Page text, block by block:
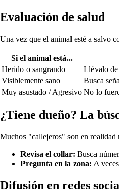
Evaluación de salud
Una vez que el animal esté a salvo
Si el animal está...
Herido o sangrando
Llévalo de
Visiblemente sano
Busca
Muy asustado / Agresivo No lo
¿Tiene dueño? La
Muchos "callejeros" son en realidad
Revisa el collar: Busca
Pregunta en la zona: A
Difusión en redes